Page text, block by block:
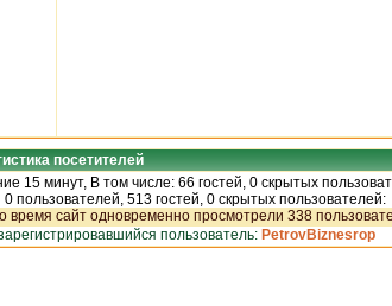
посетителей
15 минут, В том числе: 66 гостей, 0 скрытых
пользователей, 513 гостей, 0 скрытых пользователей:
сайт одновременно просмотрели 338
пользователь: PetrovBiznesrop